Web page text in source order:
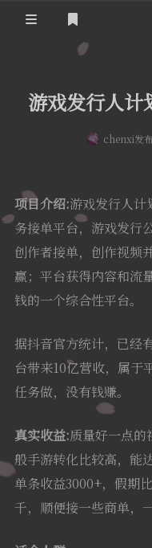
实用工具
舔狗日记
摸鱼人日历
今日头条新闻
哔哩哔哩追番
隐私政策
友情链接
登录
游戏发行人计
chenxi发
项目介绍:游戏发行人计
务接单平台，游戏发行
创作者接单，创作视频
赢；平台获得内容和流
钱的一个综合性平台。
据抖音官方统计，已经
台带来10亿营收，属于
任务做，没有钱赚。
真实收益:质量好一点的
般手游转化比较高，能
单条收益3000+，假期
千，顺便接一些商单，